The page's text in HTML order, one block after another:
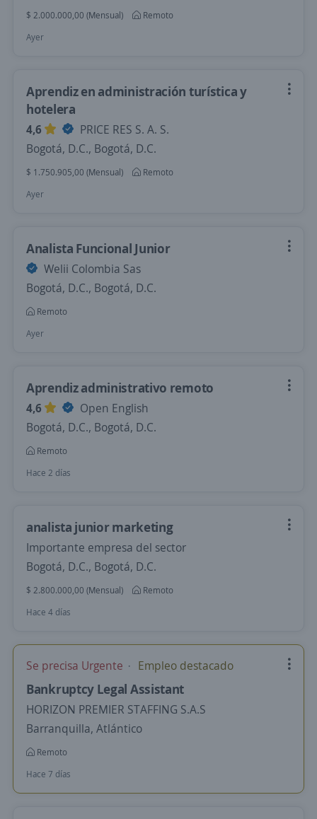
$ 2.000.000,00 (Mensual)
Remoto
Ayer
Aprendiz en administración turística y
hotelera
4,6
PRICE RES S. A. S.
Bogotá, D.C., Bogotá, D.C.
$ 1.750.905,00 (Mensual)
Remoto
Ayer
Analista Funcional Junior
Welii Colombia Sas
Bogotá, D.C., Bogotá, D.C.
Remoto
Ayer
Aprendiz administrativo remoto
4,6
Open English
Bogotá, D.C., Bogotá, D.C.
Remoto
Hace 2 días
analista junior marketing
Importante empresa del sector
Bogotá, D.C., Bogotá, D.C.
$ 2.800.000,00 (Mensual)
Remoto
Hace 4 días
Se precisa Urgente Empleo destacado
Bankruptcy Legal Assistant
HORIZON PREMIER STAFFING S.A.S
Barranquilla, Atlántico
Remoto
Hace 7 días